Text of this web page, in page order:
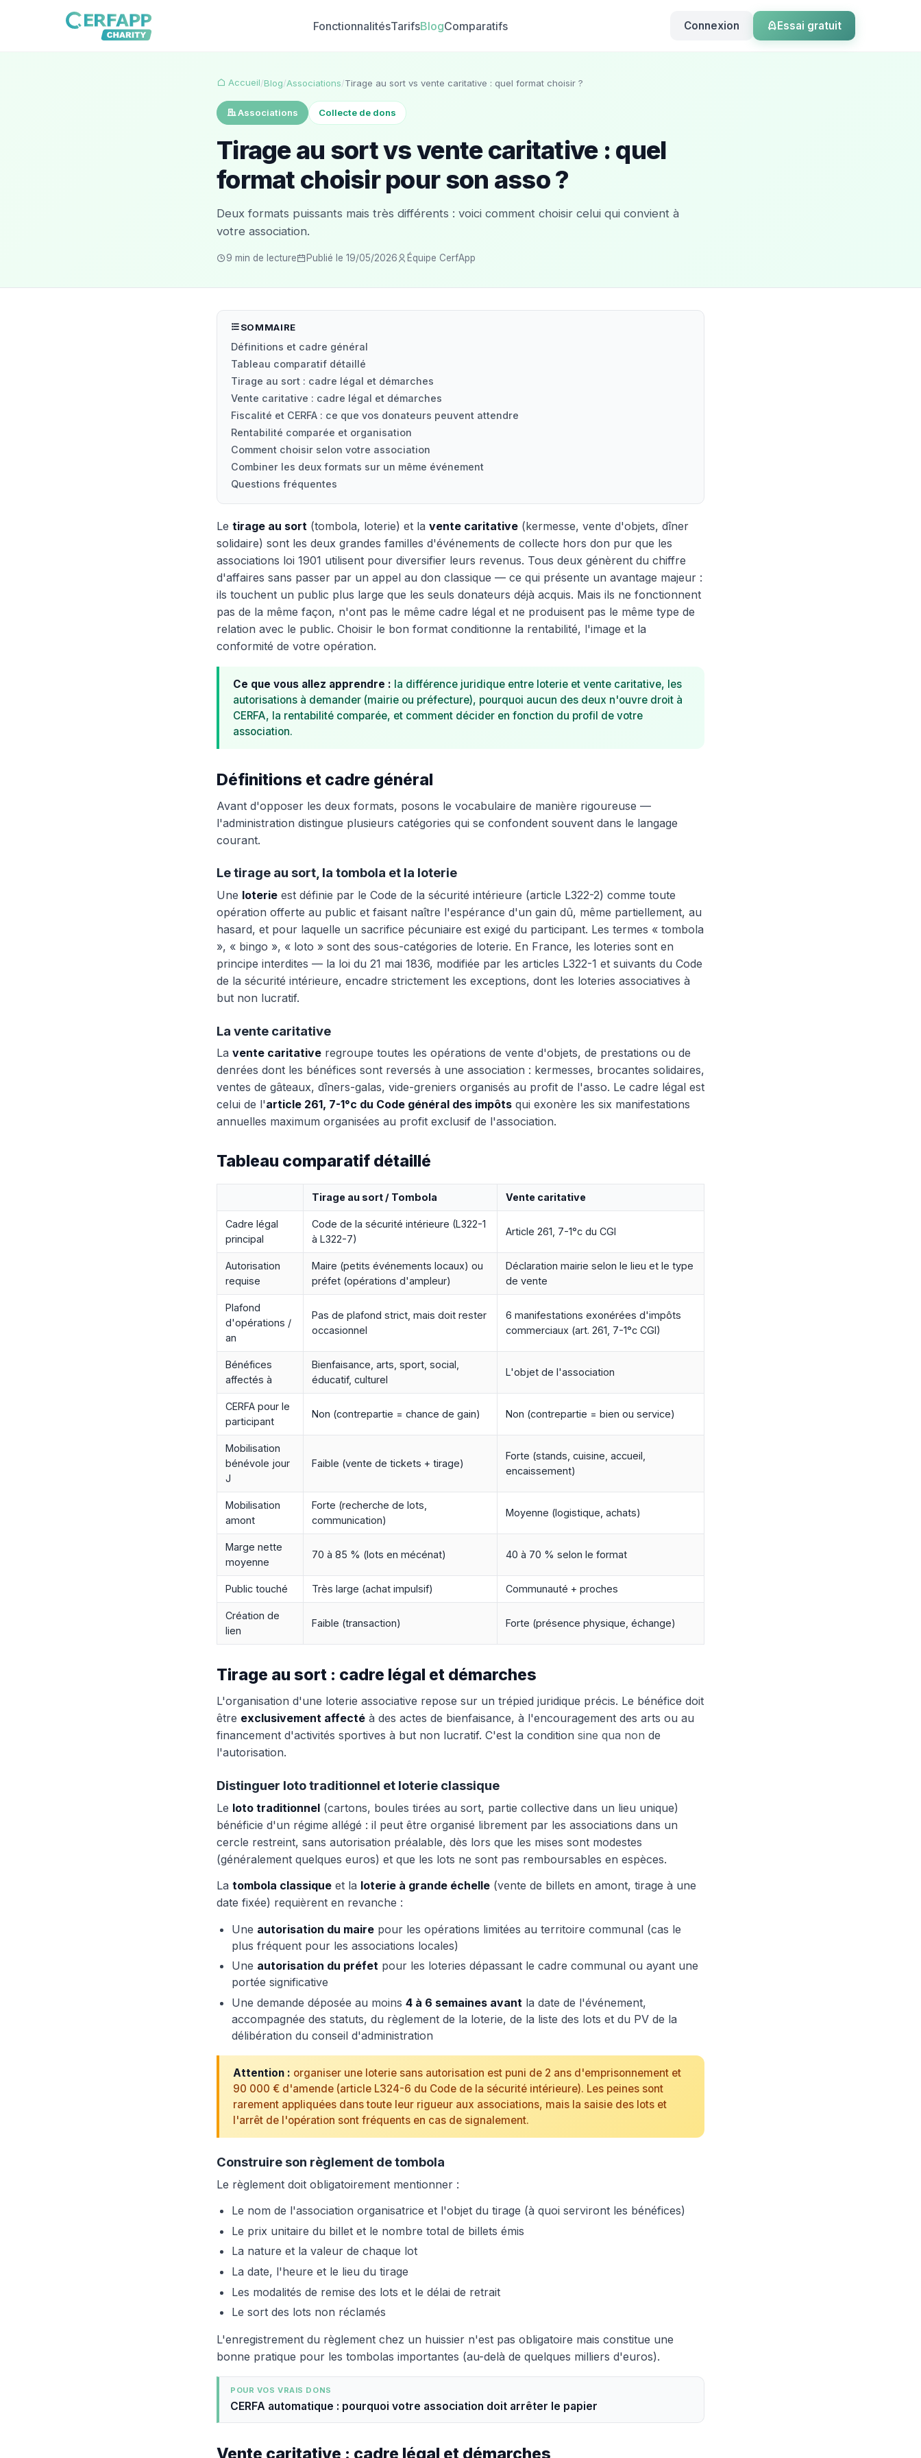
FonctionnalitésTarifsBlogComparatifs Connexion Essai gratuit
Accueil/Blog/Associations/Tirage au sort vs vente caritative : quel format choisir ?
Associations Collecte de dons
Tirage au sort vs vente caritative : quel
format choisir pour son asso ?
Deux formats puissants mais très différents : voici comment choisir celui qui convient à
votre association.
9 min de lecture Publié le 19/05/2026 Équipe CerfApp
SOMMAIRE
Définitions et cadre général
Tableau comparatif détaillé
Tirage au sort : cadre légal et démarches
Vente caritative : cadre légal et démarches
Fiscalité et CERFA : ce que vos donateurs peuvent attendre
Rentabilité comparée et organisation
Comment choisir selon votre association
Combiner les deux formats sur un même événement
Questions fréquentes
Le tirage au sort (tombola, loterie) et la vente caritative (kermesse, vente d'objets, dîner
solidaire) sont les deux grandes familles d'événements de collecte hors don pur que les
associations loi 1901 utilisent pour diversifier leurs revenus. Tous deux génèrent du chiffre
d'affaires sans passer par un appel au don classique — ce qui présente un avantage majeur :
ils touchent un public plus large que les seuls donateurs déjà acquis. Mais ils ne fonctionnent
pas de la même façon, n'ont pas le même cadre légal et ne produisent pas le même type de
relation avec le public. Choisir le bon format conditionne la rentabilité, l'image et la
conformité de votre opération.
Ce que vous allez apprendre : la différence juridique entre loterie et vente caritative, les
autorisations à demander (mairie ou préfecture), pourquoi aucun des deux n'ouvre droit à
CERFA, la rentabilité comparée, et comment décider en fonction du profil de votre
association.
Définitions et cadre général
Avant d'opposer les deux formats, posons le vocabulaire de manière rigoureuse —
l'administration distingue plusieurs catégories qui se confondent souvent dans le langage
courant.
Le tirage au sort, la tombola et la loterie
Une loterie est définie par le Code de la sécurité intérieure (article L322-2) comme toute
opération offerte au public et faisant naître l'espérance d'un gain dû, même partiellement, au
hasard, et pour laquelle un sacrifice pécuniaire est exigé du participant. Les termes « tombola
», « bingo », « loto » sont des sous-catégories de loterie. En France, les loteries sont en
principe interdites — la loi du 21 mai 1836, modifiée par les articles L322-1 et suivants du Code
de la sécurité intérieure, encadre strictement les exceptions, dont les loteries associatives à
but non lucratif.
La vente caritative
La vente caritative regroupe toutes les opérations de vente d'objets, de prestations ou de
denrées dont les bénéfices sont reversés à une association : kermesses, brocantes solidaires,
ventes de gâteaux, dîners-galas, vide-greniers organisés au profit de l'asso. Le cadre légal est
celui de l'article 261, 7-1°c du Code général des impôts qui exonère les six manifestations
annuelles maximum organisées au profit exclusif de l'association.
Tableau comparatif détaillé
Tirage au sort / Tombola Vente caritative
Cadre légal
principal
Code de la sécurité intérieure (L322-1
à L322-7)
Article 261, 7-1°c du CGI
Autorisation
requise
Maire (petits événements locaux) ou
préfet (opérations d'ampleur)
Déclaration mairie selon le lieu et le type
de vente
Plafond
d'opérations /
an
Pas de plafond strict, mais doit rester
occasionnel
6 manifestations exonérées d'impôts
commerciaux (art. 261, 7-1°c CGI)
Bénéfices
affectés à
Bienfaisance, arts, sport, social,
éducatif, culturel
L'objet de l'association
CERFA pour le
participant
Non (contrepartie = chance de gain) Non (contrepartie = bien ou service)
Mobilisation
bénévole jour
J
Faible (vente de tickets + tirage)
Forte (stands, cuisine, accueil,
encaissement)
Mobilisation
amont
Forte (recherche de lots,
communication)
Moyenne (logistique, achats)
Marge nette
moyenne
70 à 85 % (lots en mécénat) 40 à 70 % selon le format
Public touché Très large (achat impulsif) Communauté + proches
Création de
lien
Faible (transaction) Forte (présence physique, échange)
Tirage au sort : cadre légal et démarches
L'organisation d'une loterie associative repose sur un trépied juridique précis. Le bénéfice doit
être exclusivement affecté à des actes de bienfaisance, à l'encouragement des arts ou au
financement d'activités sportives à but non lucratif. C'est la condition sine qua non de
l'autorisation.
Distinguer loto traditionnel et loterie classique
Le loto traditionnel (cartons, boules tirées au sort, partie collective dans un lieu unique)
bénéficie d'un régime allégé : il peut être organisé librement par les associations dans un
cercle restreint, sans autorisation préalable, dès lors que les mises sont modestes
(généralement quelques euros) et que les lots ne sont pas remboursables en espèces.
La tombola classique et la loterie à grande échelle (vente de billets en amont, tirage à une
date fixée) requièrent en revanche :
Une autorisation du maire pour les opérations limitées au territoire communal (cas le
plus fréquent pour les associations locales)
Une autorisation du préfet pour les loteries dépassant le cadre communal ou ayant une
portée significative
Une demande déposée au moins4 à 6 semaines avant la date de l'événement,
accompagnée des statuts, du règlement de la loterie, de la liste des lots et du PV de la
délibération du conseil d'administration
Attention : organiser une loterie sans autorisation est puni de 2 ans d'emprisonnement et
90 000 € d'amende (article L324-6 du Code de la sécurité intérieure). Les peines sont
rarement appliquées dans toute leur rigueur aux associations, mais la saisie des lots et
l'arrêt de l'opération sont fréquents en cas de signalement.
Construire son règlement de tombola
Le règlement doit obligatoirement mentionner :
Le nom de l'association organisatrice et l'objet du tirage (à quoi serviront les bénéfices)
Le prix unitaire du billet et le nombre total de billets émis
La nature et la valeur de chaque lot
La date, l'heure et le lieu du tirage
Les modalités de remise des lots et le délai de retrait
Le sort des lots non réclamés
L'enregistrement du règlement chez un huissier n'est pas obligatoire mais constitue une
bonne pratique pour les tombolas importantes (au-delà de quelques milliers d'euros).
POUR VOS VRAIS DONS
CERFA automatique : pourquoi votre association doit arrêter le papier
Vente caritative : cadre légal et démarches